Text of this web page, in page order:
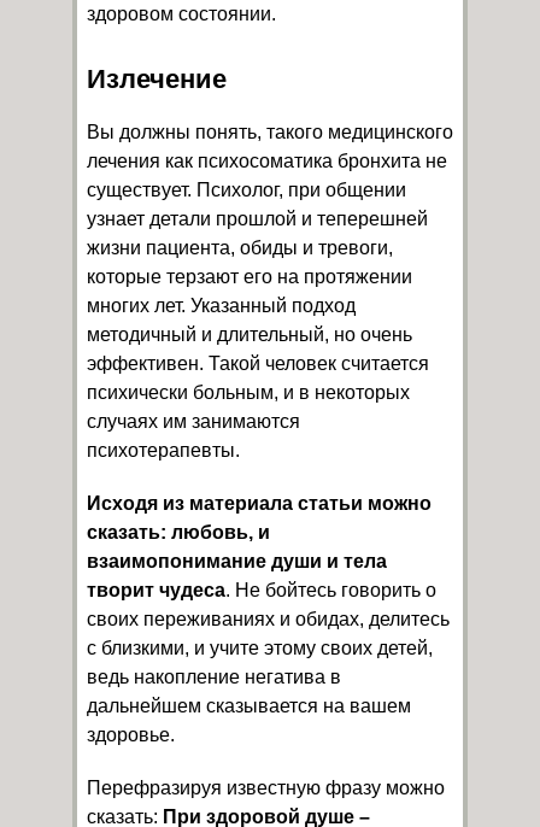
здоровом состоянии.
Излечение
Вы должны понять, такого медицинского
лечения как психосоматика бронхита не
существует. Психолог, при общении
узнает детали прошлой и теперешней
жизни пациента, обиды и тревоги,
которые терзают его на протяжении
многих лет. Указанный подход
методичный и длительный, но очень
эффективен. Такой человек считается
психически больным, и в некоторых
случаях им занимаются
психотерапевты.
Исходя из материала статьи можно
сказать: любовь, и
взаимопонимание души и тела
творит чудеса. Не бойтесь говорить о
своих переживаниях и обидах, делитесь
с близкими, и учите этому своих детей,
ведь накопление негатива в
дальнейшем сказывается на вашем
здоровье.
Перефразируя известную фразу можно
сказать: При здоровой душе –